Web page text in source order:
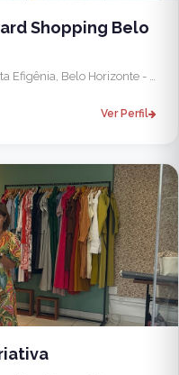
Shopping Belo
Av. dos Andradas, 3000 - 1052 - Santa Efigênia, Belo Horizonte - MG, 30260-070, Brasil - Pouso Alegre
Ver Perfil